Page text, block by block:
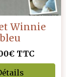
Winnie
bleu
TTC